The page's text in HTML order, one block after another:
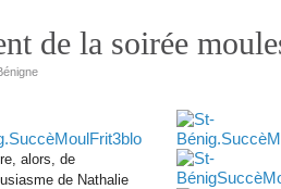
de la soirée
alors, de
de Nathalie